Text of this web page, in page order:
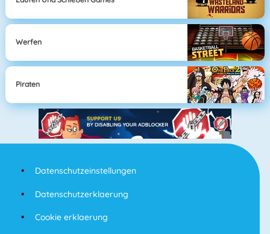
Werfen
Piraten
Datenschutzeinstellungen
Datenschutzerklaerung
Cookie erklaerung